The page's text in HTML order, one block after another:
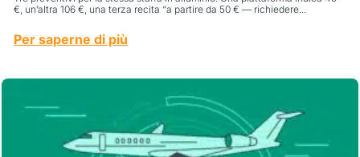
€, un’altra 106 €, una terza recita “a partire da 50 € — richiedere...
Per saperne di più